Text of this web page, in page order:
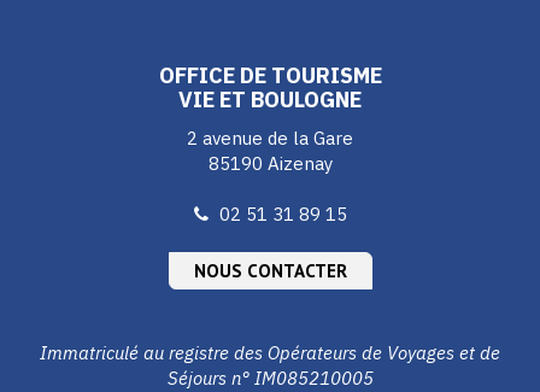
OFFICE DE TOURISME
VIE ET BOULOGNE
2 avenue de la Gare
85190 Aizenay
02 51 31 89 15
NOUS CONTACTER
Immatriculé au registre des Opérateurs de Voyages et de
Séjours n° IM085210005